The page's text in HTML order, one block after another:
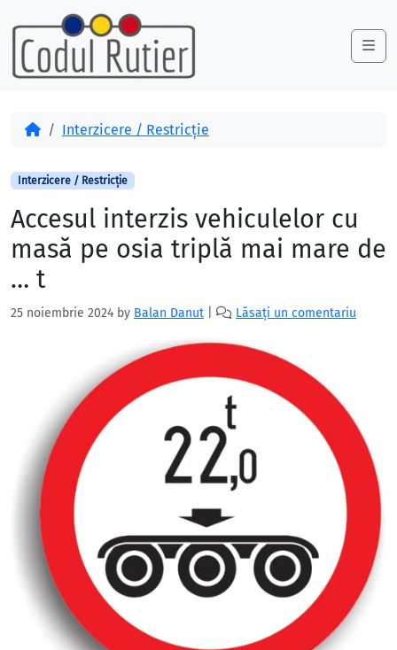
Skip to content
Skip to footer
AcasăInterzicere / Restricție
Interzicere / Restricție
Accesul interzis vehiculelor cu
masă pe osia triplă mai mare de
… t
25 noiembrie 2024 by Balan Danut Lăsați un comentariu